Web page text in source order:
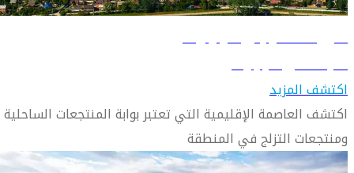
دليل السفر إلى كرازنودار
تعرف على كرازنودار
اكتشف المزيد
اكتشف العاصمة الإقليمية التي تعتبر بوابة المنتجعات الساحلية
ومنتجعات التزلج في المنطقة